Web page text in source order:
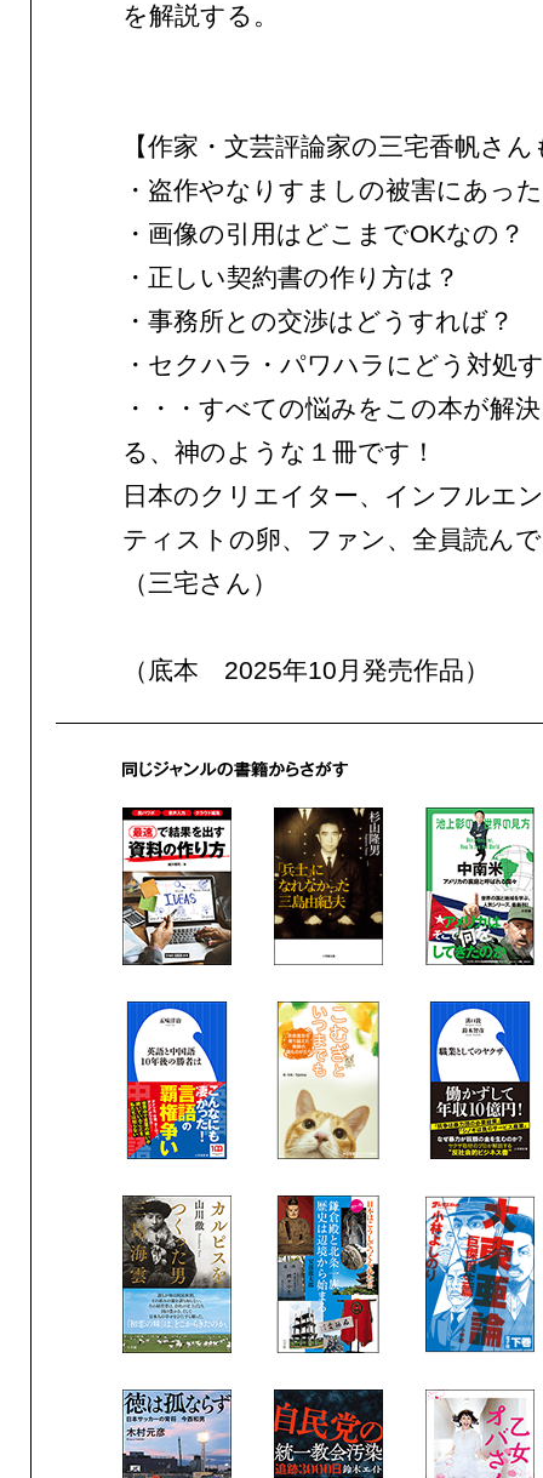
を解説する。
【作家・文芸評論家の三宅香帆さ
・盗作やなりすましの被害にあっ
・画像の引用はどこまでOKなの？
・正しい契約書の作り方は？
・事務所との交渉はどうすれば？
・セクハラ・パワハラにどう対処
・・・すべての悩みをこの本が解
る、神のような１冊です！
日本のクリエイター、インフルエ
ティストの卵、ファン、全員読ん
（三宅さん）
（底本 2025年10月発売作品）